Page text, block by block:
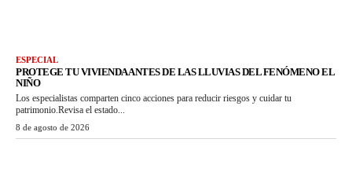
ESPECIAL
PROTEGE TU VIVIENDA ANTES DE LAS LLUVIAS DEL FENÓMENO EL
NIÑO
Los especialistas comparten cinco acciones para reducir riesgos y cuidar tu
patrimonio.Revisa el estado...
8 de agosto de 2026